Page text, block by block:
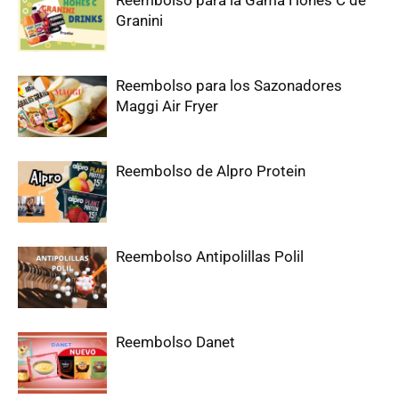
Granini
Reembolso para los Sazonadores
Maggi Air Fryer
Reembolso de Alpro Protein
Reembolso Antipolillas Polil
Reembolso Danet